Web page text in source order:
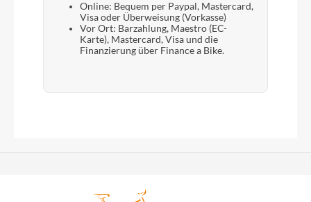
Online: Bequem per Paypal, Mastercard,
Visa oder Überweisung (Vorkasse)
Vor Ort: Barzahlung, Maestro (EC-
Karte), Mastercard, Visa und die
Finanzierung über Finance a Bike.